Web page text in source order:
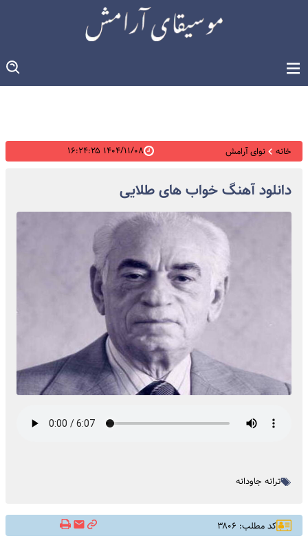
خانه نوای آرامش ۱۴۰۴/۱۱/۰۸ ۱۶:۲۴:۲۵
دانلود آهنگ خواب های طلایی
ترانه جاودانه
کد مطلب: ۳۸۰۶